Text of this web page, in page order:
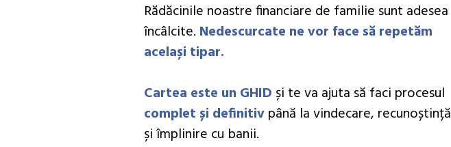
Rădăcinile noastre financiare de familie sunt adesea
încâlcite. Nedescurcate ne vor face să repetăm
același tipar.
Cartea este un GHID și te va ajuta să faci procesul
complet și definitivpână la vindecare, recunoștință
și împlinire cu banii.